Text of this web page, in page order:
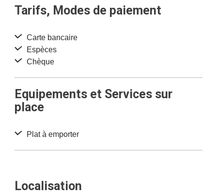
Tarifs, Modes de paiement
Carte bancaire
Espèces
Chèque
Equipements et Services sur
place
Plat à emporter
Localisation